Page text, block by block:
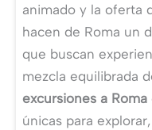
animado y la oferta
hacen de Roma un
que buscan
mezcla equilibrada
excursiones a Roma
únicas para